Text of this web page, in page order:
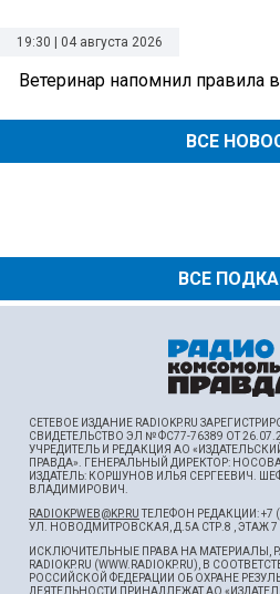
ВСЕ
19:30 | 04 августа 2026
Ветеринар напомнил правила
ВСЕ
СЕТЕВОЕ ИЗДАНИЕ RADIOKP.RU
СВИДЕТЕЛЬСТВО ЭЛ № ФС77-76389 ОТ
УЧРЕДИТЕЛЬ И РЕДАКЦИЯ АО
ПРАВДА». ГЕНЕРАЛЬНЫЙ ДИРЕКТОР:
ИЗДАТЕЛЬ: КОРШУНОВ ИЛЬЯ СЕРГЕЕВИЧ.
ВЛАДИМИРОВИЧ.
RADIOKPWEB@KP.RUТЕЛЕФОН РЕДАКЦИИ: +7
УЛ. НОВОДМИТРОВСКАЯ, Д.5А СТР.8 , ЭТАЖ 7
ИСКЛЮЧИТЕЛЬНЫЕ ПРАВА НА МАТЕРИАЛЫ,
RADIOKP.RU (WWW.RADIOKP.RU), В
РОССИЙСКОЙ ФЕДЕРАЦИИ ОБ ОХРАНЕ
ДЕЯТЕЛЬНОСТИ ПРИНАДЛЕЖАТ АО